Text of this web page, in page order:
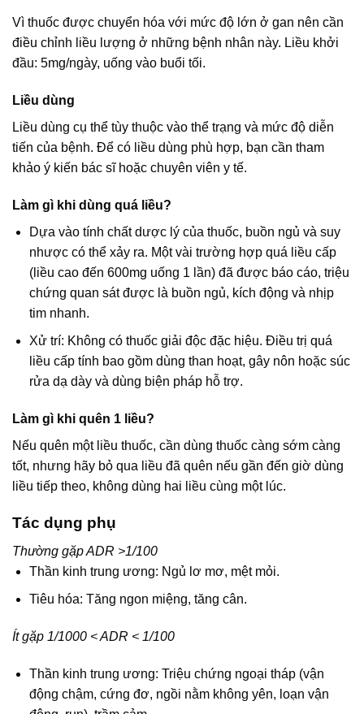
Vì thuốc được chuyển hóa với mức độ lớn ở gan nên cần
điều chỉnh liều lượng ở những bệnh nhân này. Liều khởi
đầu: 5mg/ngày, uống vào buổi tối.
Liều dùng
Liều dùng cụ thể tùy thuộc vào thể trạng và mức độ diễn
tiến của bệnh. Để có liều dùng phù hợp, bạn cần tham
khảo ý kiến bác sĩ hoặc chuyên viên y tế.
Làm gì khi dùng quá liều?
Dựa vào tính chất dược lý của thuốc, buồn ngủ và suy
nhược có thể xảy ra. Một vài trường hợp quá liều cấp
(liều cao đến 600mg uống 1 lần) đã được báo cáo, triệu
chứng quan sát được là buồn ngủ, kích động và nhịp
tim nhanh.
Xử trí: Không có thuốc giải độc đặc hiệu. Điều trị quá
liều cấp tính bao gồm dùng than hoạt, gây nôn hoặc súc
rửa dạ dày và dùng biện pháp hỗ trợ.
Làm gì khi quên 1 liều?
Nếu quên một liều thuốc, cần dùng thuốc càng sớm càng
tốt, nhưng hãy bỏ qua liều đã quên nếu gần đến giờ dùng
liều tiếp theo, không dùng hai liều cùng một lúc.
Tác dụng phụ
Thường gặp ADR >1/100
Thần kinh trung ương: Ngủ lơ mơ, mệt mỏi.
Tiêu hóa: Tăng ngon miệng, tăng cân.
Ít gặp 1/1000 < ADR < 1/100
Thần kinh trung ương: Triệu chứng ngoại tháp (vận
động chậm, cứng đơ, ngồi nằm không yên, loạn vận